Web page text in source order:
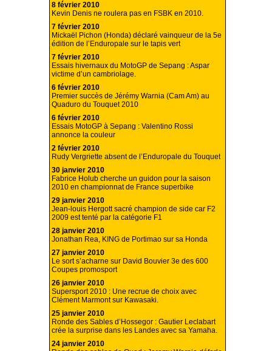
8 février 2010
Kevin Denis ne roulera pas en FSBK en 2010.
7 février 2010
Mickaël Pichon (Honda) déclaré vainqueur de la 5e
édition de l’Enduropale sur le tapis vert
7 février 2010
Essais hivernaux du MotoGP de Sepang : Aspar
victime d’un cambriolage.
6 février 2010
Premier succès de Jérémy Warnia (Cam Am) au
Quaduro du Touquet 2010
6 février 2010
Essais MotoGP à Sepang : Valentino Rossi
annonce la couleur
2 février 2010
Rudy Vergriette absent de l’Enduropale du Touquet
30 janvier 2010
Fabrice Holub cherche un guidon pour la saison
2010 en championnat de France superbike
29 janvier 2010
Jean-louis Hergott sacré champion de side car F2
2009 est tenté par la catégorie F1
28 janvier 2010
Jonathan Rea, KING de Portimao sur sa Honda
27 janvier 2010
Le sort s’acharne sur David Bouvier 3e des 600
Coupes promosport
26 janvier 2010
Supersport 2010 : Une recrue de choix avec
Clément Marmont sur Kawasaki.
25 janvier 2010
Ronde des Sables d’Hossegor : Gautier Leclabart
crée la surprise dans les Landes avec sa Yamaha.
24 janvier 2010